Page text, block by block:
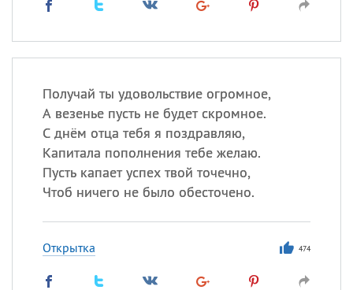
Получай ты удовольствие огромное,
А везенье пусть не будет скромное.
С днём отца тебя я поздравляю,
Капитала пополнения тебе желаю.
Пусть капает успех твой точечно,
Чтоб ничего не было обесточено.
Открытка 474